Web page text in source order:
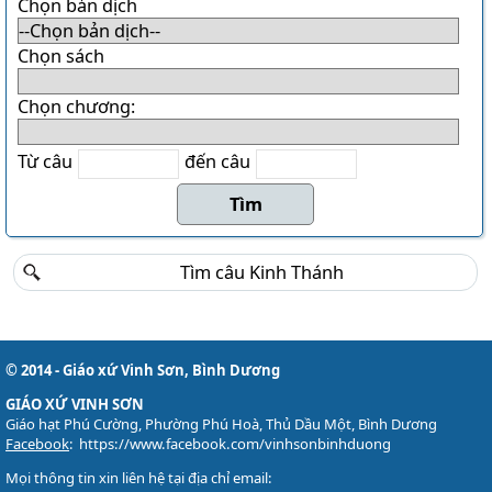
Danh sách khu Bảo Lộc
THÁNH CA
Download LỜI BÀI HÁT
Danh sách bài hát MP3
Danh sách Album
Tải về (file pdf và encore)
Lịch sử Giáo xứ
Đôi nét về Giáo xứ ...
Chọn bản dịch
Chọn sách
Chọn chương:
Từ câu đến câu
© 2014 - Giáo xứ Vinh Sơn, Bình Dương
GIÁO XỨ VINH SƠN
Giáo hạt Phú Cường, Phường Phú Hoà, Thủ Dầu Một, Bình Dương
Facebook: https://www.facebook.com/vinhsonbinhduong
Mọi thông tin xin liên hệ tại địa chỉ email: